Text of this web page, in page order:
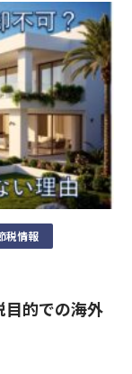
税情報
目的での海外
、以下の場合を
供しません。
ある場合であっ
めに特に必要が
であるとき。
要がある場合で
遂行に支障を及
な限度で、当該
性を有すると合
容をご本人に対
同じ。）により
表します。
な手段により個
「Googleアナ
リティクスは
ありません。
することが出
保護法)その他の
守します。
従業者への教
の個人情報等の
方針及びその他
・資料請求・無
に回答するた
発送するため。
供するため。
れらに付帯・関
し保険募集業務
会社のホームペ
性を有すると合
容をご本人に対
同じ。）により
表します。
な手段により個
「Googleアナ